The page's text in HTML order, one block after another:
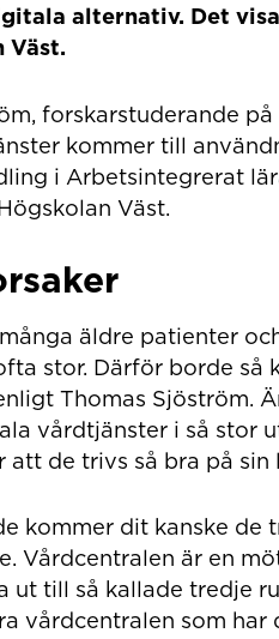
alternativ. Det
Väst.
forskarstuderande
kommer till
i Arbetsintegrerat
Väst.
äldre patienter
stor. Därför borde så
Thomas Sjöström.
vårdtjänster i så stor
att de trivs så bra på sin
kommer dit kanske de
Vårdcentralen är en
ut till så kallade tredje
vårdcentralen som har